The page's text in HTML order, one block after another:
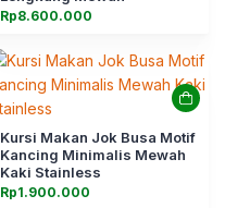
Rp8.600.000
Kursi Makan Jok Busa Motif
Kancing Minimalis Mewah
Kaki Stainless
Rp1.900.000